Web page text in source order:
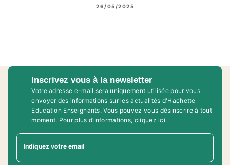
26/05/2025
Inscrivez vous à la newsletter
Votre adresse e-mail sera uniquement utilisée pour vous
envoyer des informations sur les actualités d'Hachette
Education Enseignants. Vous pouvez vous désinscrire à tout
moment. Pour plus d’informations, cliquez ici.
Indiquez votre email